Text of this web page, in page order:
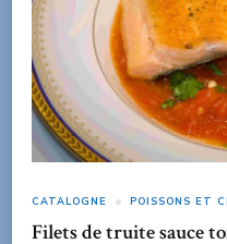
CATALOGNE POISSONS ET
Filets de truite sauce